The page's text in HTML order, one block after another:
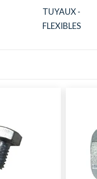
TUYAUX -
FLEXIBLES